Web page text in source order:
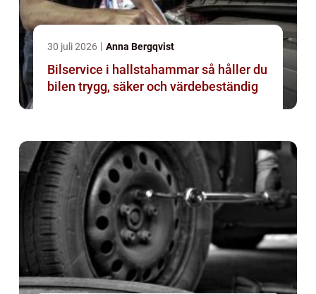
30 juli 2026 Anna Bergqvist
Bilservice i hallstahammar så håller du
bilen trygg, säker och värdebeständig